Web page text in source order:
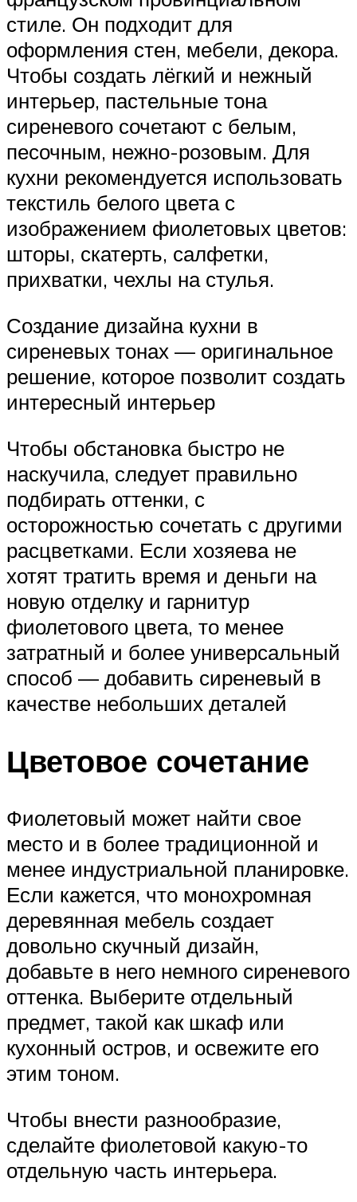
стиле. Он подходит для
оформления стен, мебели, декора.
Чтобы создать лёгкий и нежный
интерьер, пастельные тона
сиреневого сочетают с белым,
песочным, нежно-розовым. Для
кухни рекомендуется использовать
текстиль белого цвета с
изображением фиолетовых цветов:
шторы, скатерть, салфетки,
прихватки, чехлы на стулья.
Создание дизайна кухни в
сиреневых тонах — оригинальное
решение, которое позволит создать
интересный интерьер
Чтобы обстановка быстро не
наскучила, следует правильно
подбирать оттенки, с
осторожностью сочетать с другими
расцветками. Если хозяева не
хотят тратить время и деньги на
новую отделку и гарнитур
фиолетового цвета, то менее
затратный и более универсальный
способ — добавить сиреневый в
качестве небольших деталей
Цветовое сочетание
Фиолетовый может найти свое
место и в более традиционной и
менее индустриальной планировке.
Если кажется, что монохромная
деревянная мебель создает
довольно скучный дизайн,
добавьте в него немного сиреневого
оттенка. Выберите отдельный
предмет, такой как шкаф или
кухонный остров, и освежите его
этим тоном.
Чтобы внести разнообразие,
сделайте фиолетовой какую-то
отдельную часть интерьера.